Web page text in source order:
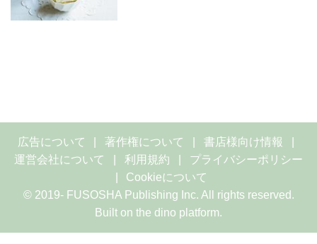
広告について 著作権について
書店様向け情報
運営会社について
利用規約
プライバシーポリシー
Cookieについて
© 2019- FUSOSHA Publishing Inc. All rights reserved.
Built on the dino platform.